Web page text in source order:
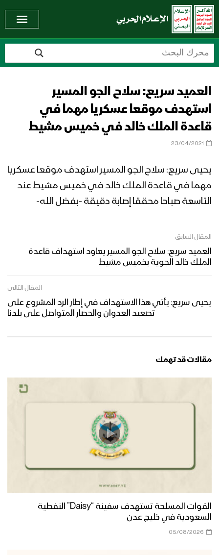
العميد سريع: سلاح الجو المسير
استهدف موقعا عسكريا مهما في
قاعدة الملك خالد في خميس مشيط
23/04/2021
يحيى سريع: سلاح الجو المسير استهدف موقعا عسكريا
مهما في قاعدة الملك خالد في خميس مشيط عند
التاسعة صباحا محققا إصابة دقيقة -بفضل الله-
المقال السابق
العميد سريع: سلاح الجو المسير يعاود استهداف قاعدة
الملك خالد الجوية بخميس مشيط
المقال التالي
يحيى سريع: يأتي هذا الاستهداف في إطار الرد المشروع على
تصعيد العدوان والحصار المتواصل على بلدنا
مقالات قد تهمك
القوات المسلحة تستهدف سفينة “Daisy” النفطية
السعودية في خليج عدن
05/08/2026